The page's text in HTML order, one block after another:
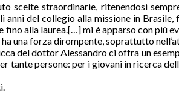
scelte straordinarie, ritenendosi
del collegio alla missione in
fino alla laurea.[…] mi è apparso con più
una forza dirompente, soprattutto
del dottor Alessandro ci offra un
tante persone: per i giovani in ricerca